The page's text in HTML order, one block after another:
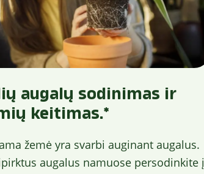
augalų sodinimas ir
keitimas.*
žemė yra svarbi auginant augalus.
augalus namuose persodinkite į